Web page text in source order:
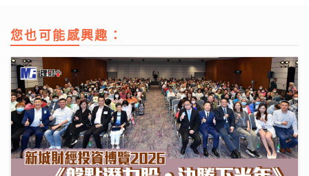
您也可能感興趣：